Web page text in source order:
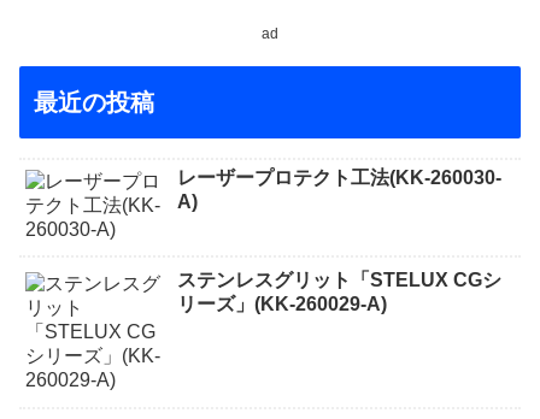
ad
最近の投稿
レーザープロテクト⼯法(KK-260030-
A)
ステンレスグリット「STELUX CGシ
リーズ」(KK-260029-A)